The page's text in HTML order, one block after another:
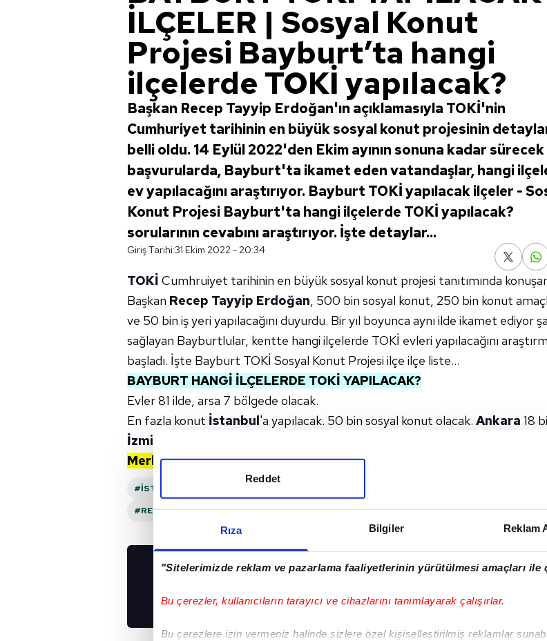
Rıza Bilgiler Reklam
"Sitelerimizde reklam ve pazarlama faaliyetlerinin yürütülmesi amaçları ile
Bu çerezler, kullanıcıların tarayıcı ve cihazlarını tanımlayarak çalışırlar.
Bu çerezlere izin vermeniz halinde sizlere özel kişiselleştirilmiş reklamlar
Reddet
İLÇELER | Sosyal Konut
Projesi Bayburt’ta hangi
ilçelerde TOKİ yapılacak?
Başkan Recep Tayyip Erdoğan'ın açıklamasıyla TOKİ'nin
Cumhuriyet tarihinin en büyük sosyal konut projesinin
belli oldu. 14 Eylül 2022'den Ekim ayının sonuna kadar sürecek
başvurularda, Bayburt'ta ikamet eden vatandaşlar, hangi
ev yapılacağını araştırıyor. Bayburt TOKİ yapılacak ilçeler -
Konut Projesi Bayburt'ta hangi ilçelerde TOKİ yapılacak?
sorularının cevabını araştırıyor. İşte detaylar...
Giriş Tarihi:31 Ekim 2022 - 20:34
TOKİ Cumhruiyet tarihinin en büyük sosyal konut projesi tanıtımında
Başkan Recep Tayyip Erdoğan, 500 bin sosyal konut, 250 bin konut
ve 50 bin iş yeri yapılacağını duyurdu. Bir yıl boyunca aynı ilde ikamet ediyor
sağlayan Bayburtlular, kentte hangi ilçelerde TOKİ evleri yapılacağını
başladı. İşte Bayburt TOKİ Sosyal Konut Projesi ilçe ilçe liste...
BAYBURT HANGİ İLÇELERDE TOKİ YAPILACAK?
Evler 81 ilde, arsa 7 bölgede olacak.
En fazla konut İstanbul'a yapılacak. 50 bin sosyal konut olacak. Ankara 18
İzmir
Merkez
#İSTANBUL
#RECEP TAYYIP ERDOĞAN
#CUMHURIYET